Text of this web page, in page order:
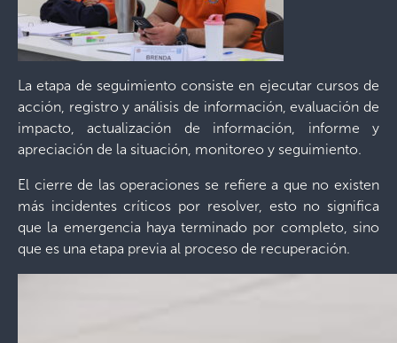
La etapa de seguimiento consiste en ejecutar cursos de
acción, registro y análisis de información, evaluación de
impacto,actualización de información, informe y
apreciación de la situación, monitoreo y seguimiento.
El cierre de las operaciones se refiere a que no existen
más incidentes críticos por resolver, esto no significa
que la emergencia haya terminado por completo, sino
que es una etapa previa al proceso de recuperación.